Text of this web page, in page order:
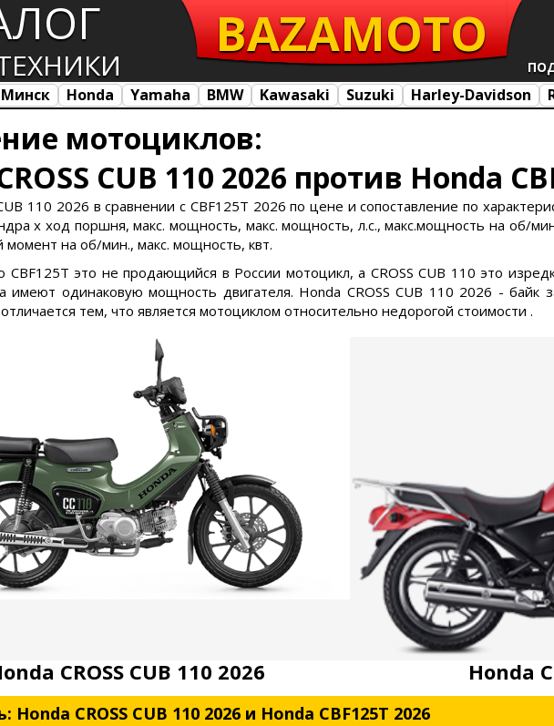
BAZAMOTO
Минск Honda Yamaha BMW Kawasaki Suzuki Harley-Davidson
мотоциклов:
CUB 110 2026 против Honda
110 2026 в сравнении с CBF125T 2026 по цене и сопоставление по
х ход поршня, макс. мощность, макс. мощность, л.с., макс.мощность на об/
момент на об/мин., макс. мощность, квт.
CBF125T это не продающийся в России мотоцикл, а CROSS CUB 110 это
имеют одинаковую мощность двигателя. Honda CROSS CUB 110 2026 - байк
тем, что является мотоциклом относительно недорогой стоимости .
CROSS CUB 110 2026 Honda
Honda CROSS CUB 110 2026 и Honda CBF125T 2026